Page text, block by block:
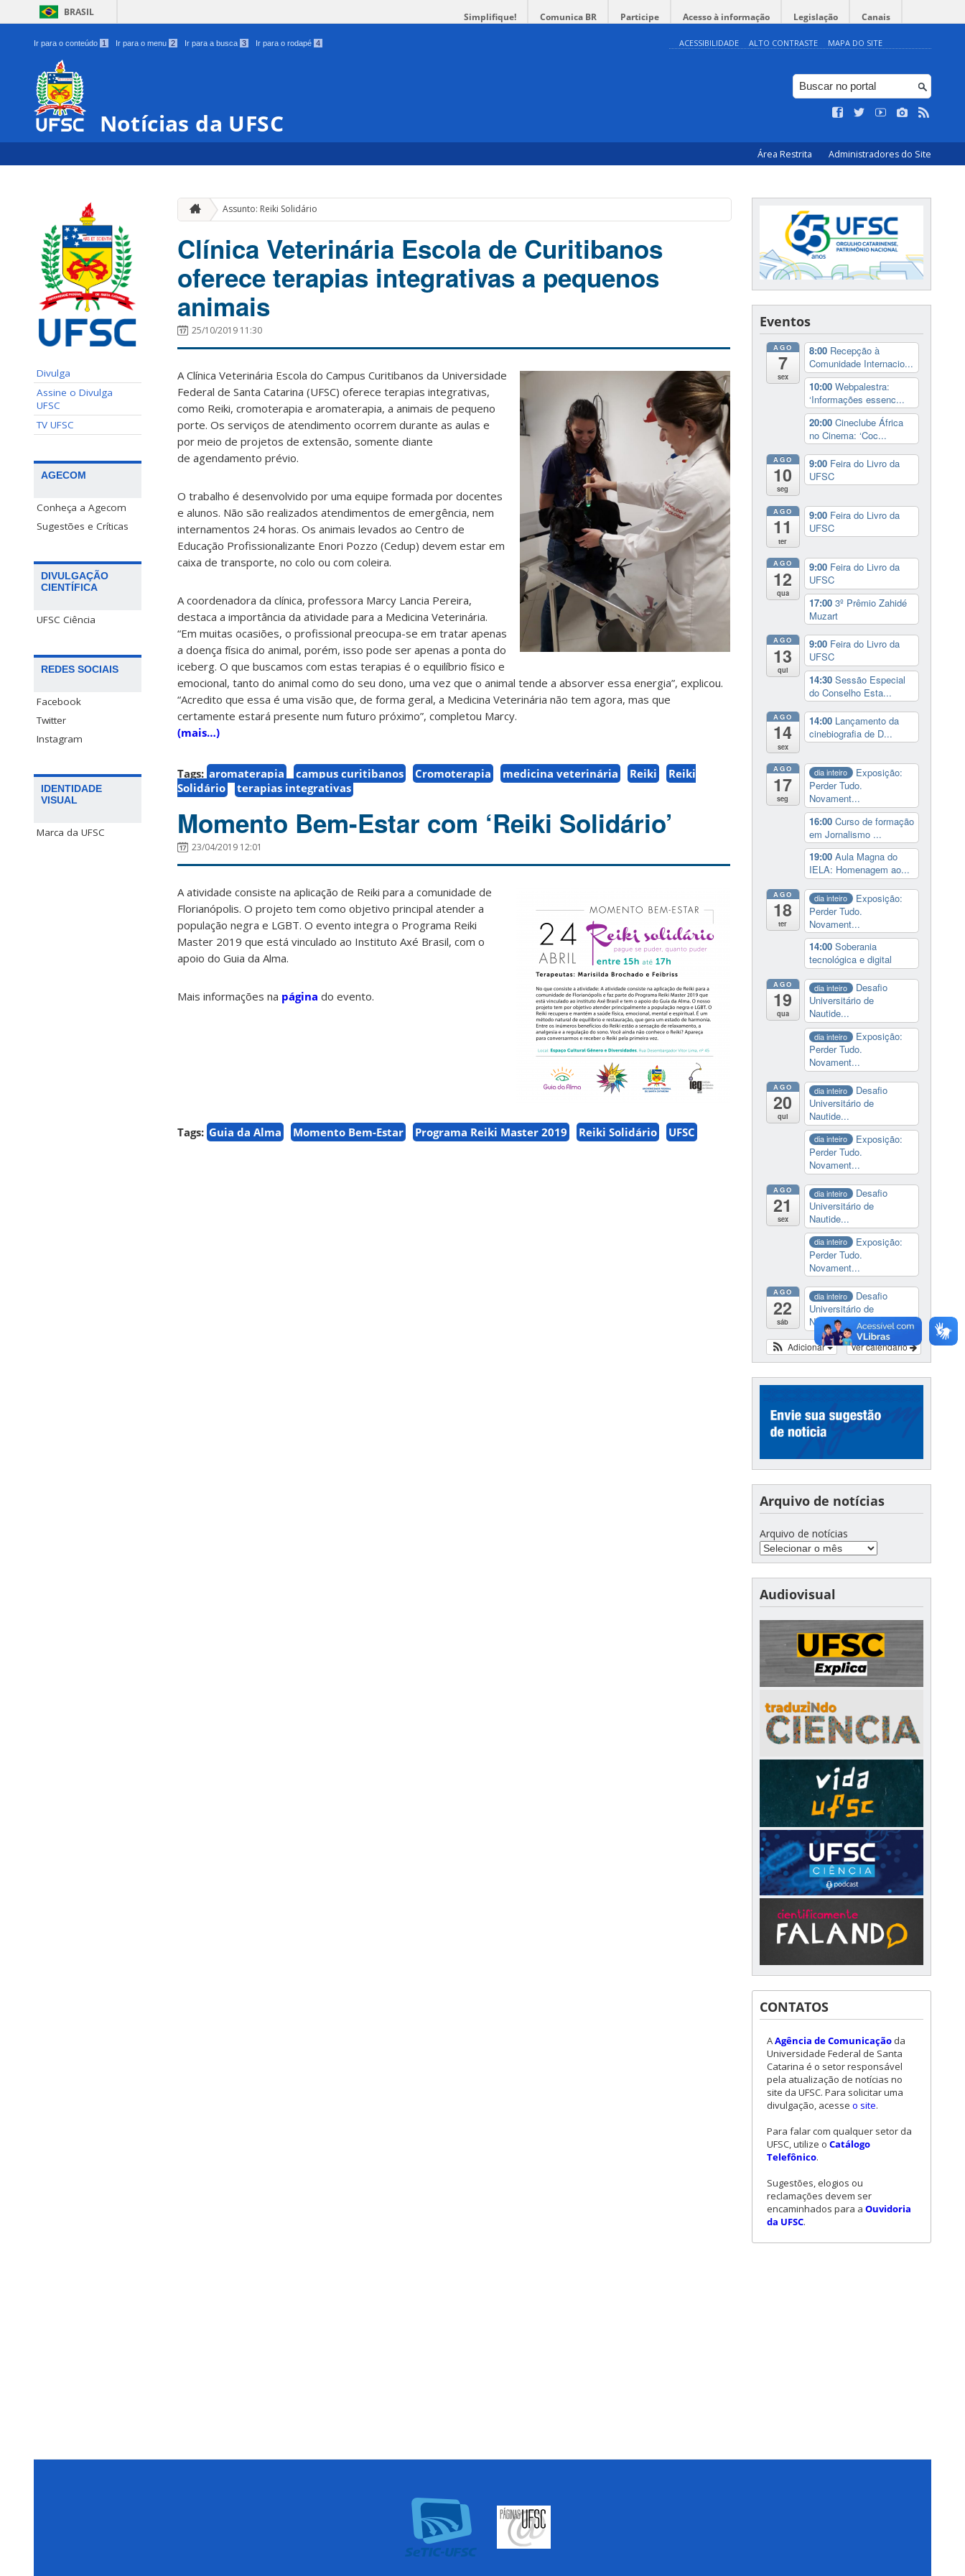
BRASIL Simplifique! Comunica BR Participe Acesso à informação Legislação Canais
Ir para o conteúdo 1 Ir para o menu 2 Ir para a busca 3 Ir para o rodapé 4 ACESSIBILIDADE ALTO CONTRASTE MAPA DO SITE
Notícias da UFSC
Área Restrita Administradores do Site
Divulga
Assine o Divulga
UFSC
TV UFSC
AGECOM
Conheça a Agecom
Sugestões e Críticas
DIVULGAÇÃO
CIENTÍFICA
UFSC Ciência
REDES SOCIAIS
Facebook
Twitter
Instagram
IDENTIDADE
VISUAL
Marca da UFSC
Assunto: Reiki Solidário
Clínica Veterinária Escola de Curitibanos
oferece terapias integrativas a pequenos
animais
25/10/2019 11:30
A Clínica Veterinária Escola do Campus Curitibanos da Universidade
Federal de Santa Catarina (UFSC) oferece terapias integrativas,
como Reiki, cromoterapia e aromaterapia, a animais de pequeno
porte. Os serviços de atendimento ocorrem durante as aulas e
por meio de projetos de extensão, somente diante
de agendamento prévio.
O trabalho é desenvolvido por uma equipe formada por docentes
e alunos. Não são realizados atendimentos de emergência, nem
internamentos 24 horas. Os animais levados ao Centro de
Educação Profissionalizante Enori Pozzo (Cedup) devem estar em
caixa de transporte, no colo ou com coleira.
A coordenadora da clínica, professora Marcy Lancia Pereira,
destaca a importância da atividade para a Medicina Veterinária.
“Em muitas ocasiões, o profissional preocupa-se em tratar apenas
a doença física do animal, porém, isso pode ser apenas a ponta do
iceberg. O que buscamos com estas terapias é o equilíbrio físico e
emocional, tanto do animal como do seu dono, uma vez que o animal tende a absorver essa energia”, explicou.
“Acredito que essa é uma visão que, de forma geral, a Medicina Veterinária não tem agora, mas que
certamente estará presente num futuro próximo”, completou Marcy.
(mais…)
Tags: aromaterapia campus curitibanos Cromoterapia medicina veterinária Reiki
Reiki
Solidário
terapias integrativas
Momento Bem-Estar com ‘Reiki Solidário’
23/04/2019 12:01
A atividade consiste na aplicação de Reiki para a comunidade de
Florianópolis. O projeto tem como objetivo principal atender a
população negra e LGBT. O evento integra o Programa Reiki
Master 2019 que está vinculado ao Instituto Axé Brasil, com o
apoio do Guia da Alma.
Mais informações na página do evento.
Tags: Guia da Alma Momento Bem-Estar Programa Reiki Master 2019 Reiki Solidário UFSC
Eventos
AGO
7
sex
8:00 Recepção à
Comunidade Internacio...
10:00 Webpalestra:
‘Informações essenc...
20:00 Cineclube África
no Cinema: ‘Coc...
AGO
10
seg
9:00 Feira do Livro da
UFSC
AGO
11
ter
9:00 Feira do Livro da
UFSC
AGO
12
qua
9:00 Feira do Livro da
UFSC
17:00 3º Prêmio Zahidé
Muzart
AGO
13
qui
9:00 Feira do Livro da
UFSC
14:30 Sessão Especial
do Conselho Esta...
AGO
14
sex
14:00 Lançamento da
cinebiografia de D...
AGO
17
seg
dia inteiro
Exposição:
Perder Tudo.
Novament...
16:00 Curso de formação
em Jornalismo ...
19:00 Aula Magna do
IELA: Homenagem ao...
AGO
18
ter
dia inteiro
Exposição:
Perder Tudo.
Novament...
14:00 Soberania
tecnológica e digital
AGO
19
qua
dia inteiro
Desafio
Universitário de
Nautide...
dia inteiro
Exposição:
Perder Tudo.
Novament...
AGO
20
qui
dia inteiro
Desafio
Universitário de
Nautide...
dia inteiro
Exposição:
Perder Tudo.
Novament...
AGO
21
sex
dia inteiro
Desafio
Universitário de
Nautide...
dia inteiro
Exposição:
Perder Tudo.
Novament...
AGO
22
sáb
dia inteiro
Desafio
Universitário de
Nautide...
Ver calendário
Adicionar
Arquivo de notícias
Arquivo de notícias
Audiovisual
CONTATOS
AAgência de Comunicação da
Universidade Federal de Santa
Catarina é o setor responsável
pela atualização de notícias no
site da UFSC. Para solicitar uma
divulgação, acesse o site.
Para falar com qualquer setor da
UFSC, utilize o Catálogo
Telefônico.
Sugestões, elogios ou
reclamações devem ser
encaminhados para a Ouvidoria
da UFSC.